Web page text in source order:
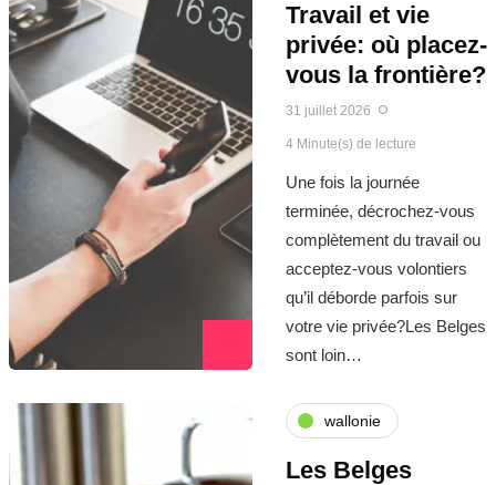
Travail et vie
privée: où placez-
vous la frontière?
31 juillet 2026
4 Minute(s) de lecture
Une fois la journée
terminée, décrochez-vous
complètement du travail ou
acceptez-vous volontiers
qu’il déborde parfois sur
votre vie privée?Les Belges
sont loin…
wallonie
Les Belges